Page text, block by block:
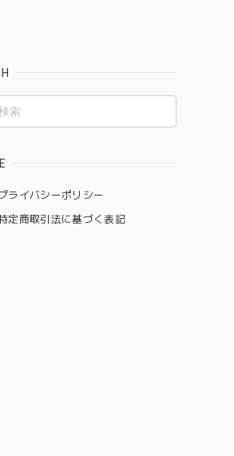
ライバシーポリシー
定商取引法に基づく表記